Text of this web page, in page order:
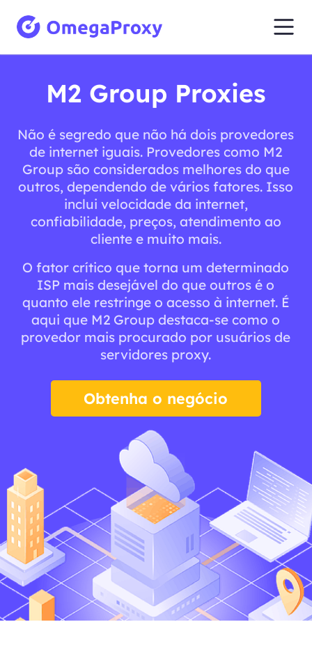
M2 Group Proxies
Não é segredo que não há dois provedores
de internet iguais. Provedores como M2
Group são considerados melhores do que
outros, dependendo de vários fatores. Isso
inclui velocidade da internet,
confiabilidade, preços, atendimento ao
cliente e muito mais.
O fator crítico que torna um determinado
ISP mais desejável do que outros é o
quanto ele restringe o acesso à internet. É
aqui que M2 Group destaca-se como o
provedor mais procurado por usuários de
servidores proxy.
Obtenha o negócio